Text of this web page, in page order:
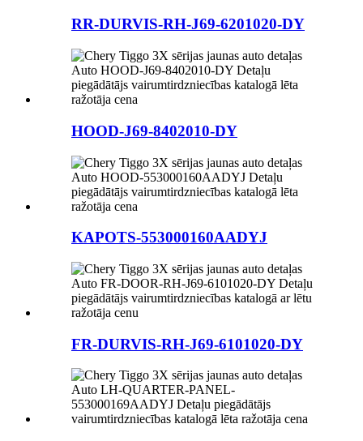
RR-DURVIS-RH-J69-6201020-DY
HOOD-J69-8402010-DY
KAPOTS-553000160AADYJ
FR-DURVIS-RH-J69-6101020-DY